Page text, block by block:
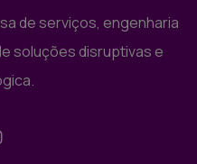
de serviços, engenharia
soluções disruptivas e